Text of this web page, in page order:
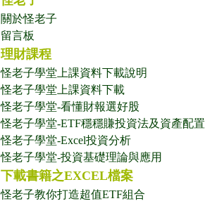
關於怪老子
留言板
理財課程
怪老子學堂上課資料下載說明
怪老子學堂上課資料下載
怪老子學堂-看懂財報選好股
怪老子學堂-ETF穩穩賺投資法及資產配置
怪老子學堂-Excel投資分析
怪老子學堂-投資基礎理論與應用
下載書籍之EXCEL檔案
怪老子教你打造超值ETF組合